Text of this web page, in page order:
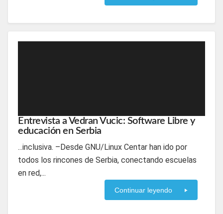
Entrevista a Vedran Vucic: Software Libre y
educación en Serbia
...inclusiva. –Desde GNU/Linux Centar han ido por
todos los rincones de Serbia, conectando escuelas
en red,...
Continuar leyendo